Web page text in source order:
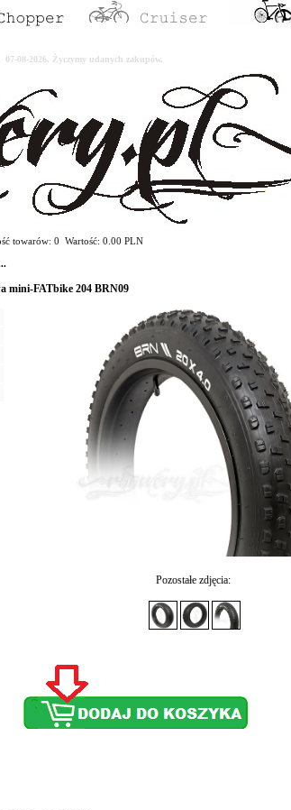
08-2026. Życzymy udanych zakupów.
towarów: 0 Wartość: 0.00 PLN
mini-FATbike 204 BRN09
Pozostałe zdjęcia: